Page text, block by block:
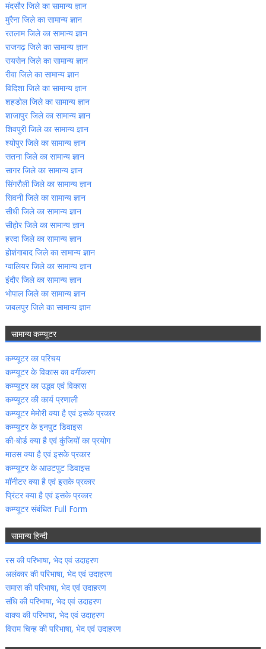
मंदसौर जिले का सामान्‍य ज्ञान
मुरैना जिले का सामान्‍य ज्ञान
रतलाम जिले का सामान्‍य ज्ञान
राजगढ़ जिले का सामान्‍य ज्ञान
रायसेन जिले का सामान्‍य ज्ञान
रीवा जिले का सामान्‍य ज्ञान
विदिशा जिले का सामान्‍य ज्ञान
शहडोल जिले का सामान्‍य ज्ञान
शाजापुर जिले का सामान्‍य ज्ञान
शिवपुरी जिले का सामान्‍य ज्ञान
श्‍योपुर जिले का सामान्‍य ज्ञान
सतना जिले का सामान्‍य ज्ञान
सागर जिले का सामान्‍य ज्ञान
सिंगरौली जिले का सामान्‍य ज्ञान
सिवनी जिले का सामान्‍य ज्ञान
सीधी जिले का सामान्‍य ज्ञान
सीहोर जिले का सामान्‍य ज्ञान
हरदा जिले का सामान्‍य ज्ञान
होशंगाबाद जिले का सामान्‍य ज्ञान
ग्‍वालियर जिले का सामान्‍य ज्ञान
इंदौर जिले का सामान्‍य ज्ञान
भोपाल जिले का सामान्‍य ज्ञान
जबलपुर जिले का सामान्‍य ज्ञान
सामान्‍य कम्‍प्‍यूटर
कम्‍प्‍यूटर का परिचय
कम्‍प्‍यूटर के विकास का वर्गीकरण
कम्‍प्‍यूटर का उद्भव एवं विकास
कम्‍प्‍यूटर की कार्य प्रणाली
कम्‍प्‍यूटर मेमोरी क्‍या है एवं इसके प्रकार
कम्‍प्‍यूटर के इनपुट डिवाइस
की-बोर्ड क्‍या है एवं कुंजियों का प्रयोग
माउस क्‍या है एवं इसके प्रकार
कम्‍प्‍यूटर के आउटपुट डिवाइस
मॉनीटर क्‍या है एवं इसके प्रकार
प्रिंटर क्‍या है एवं इसके प्रकार
कम्‍प्‍यूटर संबंधित Full Form
सामान्‍य हिन्‍दी
रस की परिभाषा, भेद एवं उदाहरण
अलंकार की परिभाषा, भेद एवं उदाहरण
समास की परिभाषा, भेद एवं उदाहरण
संधि की परिभाषा, भेद एवं उदाहरण
वाक्‍य की परिभाषा, भेद एवं उदाहरण
विराम चिन्‍ह की परिभाषा, भेद एवं उदाहरण